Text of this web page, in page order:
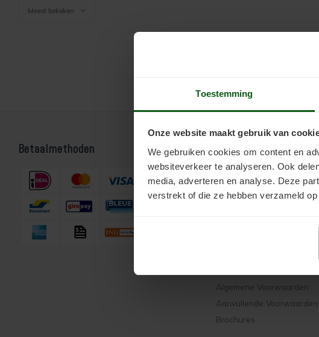
Toestemming
Onze website maakt gebruik van
We gebruiken cookies om content en
websiteverkeer te analyseren. Ook
media, adverteren en analyse. Deze
verstrekt of die ze hebben verzameld
Meest bekeken
Betaalmethoden Bestellen
Webshop
Algemene Voorwaarden
Aanvullende Voorwaarden
Brochures